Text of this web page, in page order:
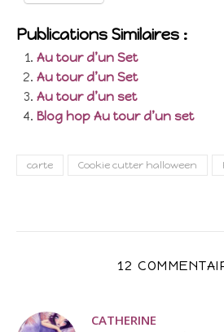
Publications Similaires :
Au tour d’un Set
Au tour d’un Set
Au tour d’un set
Blog hop Au tour d’un set
carte Cookie cutter halloween
12
CATHERINE